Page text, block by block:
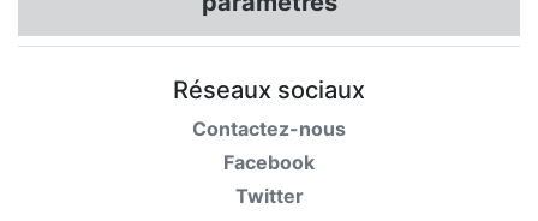
Réseaux sociaux
Contactez-nous
Facebook
Twitter